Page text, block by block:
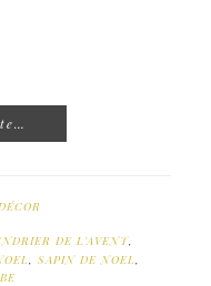
DE L'AVENT,
, SAPIN DE NOEL,